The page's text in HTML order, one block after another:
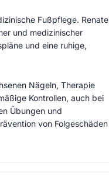
Fußpflege. Renate
und medizinischer
und eine ruhige,
Nägeln, Therapie
Kontrollen, auch bei
Übungen und
von Folgeschäden